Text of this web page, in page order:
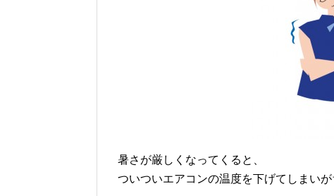
暑さが厳しくなってくると、
ついついエアコンの温度を下げてしまいが